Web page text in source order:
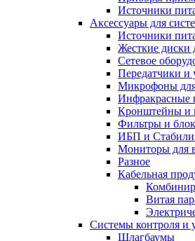
Источники
Аксессуары для
Источники
Жесткие диски
Сетевое
Передатчики и
Микрофоны
Инфракрасные
Кронштейны и
Фильтры и
ИБП и
Мониторы для
Разное
Кабельная
Витая
Системы контроля и
Шлагбаумы